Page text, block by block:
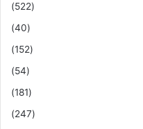
(522)
(40)
(152)
(54)
(181)
(247)